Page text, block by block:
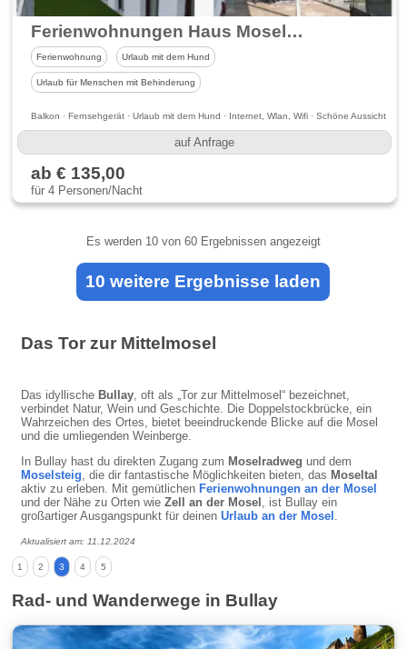
Ferienwohnungen Haus Moselschleife
Ferienwohnung Urlaub mit dem Hund
Urlaub für Menschen mit Behinderung
Balkon · Fernsehgerät · Urlaub mit dem Hund · Internet, Wlan, Wifi · Schöne Aussicht
auf Anfrage
ab € 135,00
für 4 Personen/Nacht
Es werden 10von 60 Ergebnissen angezeigt
10 weitere Ergebnisse laden
Das Tor zur Mittelmosel
Das idyllische Bullay , oft als „Tor zur Mittelmosel“ bezeichnet,
verbindet Natur, Wein und Geschichte. Die Doppelstockbrücke, ein
Wahrzeichen des Ortes, bietet beeindruckende Blicke auf die Mosel
und die umliegenden Weinberge.
In Bullay hast du direkten Zugang zum Moselradweg und dem
Moselsteig , die dir fantastische Möglichkeiten bieten, das Moseltal
aktiv zu erleben. Mit gemütlichenFerienwohnungen an der Mosel
und der Nähe zu Orten wieZell an der Mosel , ist Bullay ein
großartiger Ausgangspunkt für deinenUrlaub an der Mosel
Aktualisiert am: 11.12.2024
1 2 3 4 5
Rad- und Wanderwege in Bullay